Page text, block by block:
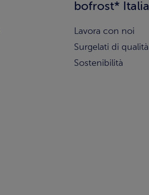
bofrost* Italia
Lavora con noi
Surgelati di qualità
Sostenibilità